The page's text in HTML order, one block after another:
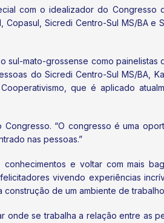
com o idealizador do Congresso
Sicredi Centro-Sul MS/BA e
sul-mato-grossense como painelistas
do Sicredi Centro-Sul MS/BA,
que é aplicado
“O congresso é uma
nas pessoas.”
e voltar com mais
vivendo experiências
de um ambiente de trabalho
onde se trabalha a relação entre as